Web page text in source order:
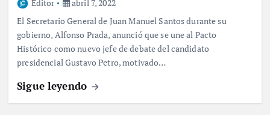
Editor
abril 7, 2022
El Secretario General de Juan Manuel Santos durante su
gobierno, Alfonso Prada, anunció que se une al Pacto
Histórico como nuevo jefe de debate del candidato
presidencial Gustavo Petro, motivado…
Sigue leyendo